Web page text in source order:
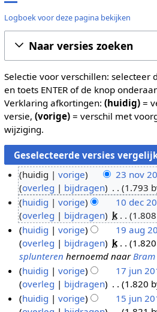
Logboek voor deze pagina bekijken
Naar versies zoeken
Selectie voor verschillen: selecteer
en toets ENTER of de knop
Verklaring afkortingen: (huidig)=
versie, (vorige)= verschil met
wijziging.
3
o
0
7
huidig vorige 23 nov
overleg
bijdragen 1.793
G
e
e
n
b
e
w
e
r
0
c
0
huidig vorige 10 dec
overleg
bijdragen k
G
e
e
n
b
e
w
a
g
huidig vorige 19 aug
overleg
bijdragen k
splunteren hernoemd naar
7
huidig vorige 17 jun
overleg
bijdragen 1.820
Ghuidig vorige 15 jun